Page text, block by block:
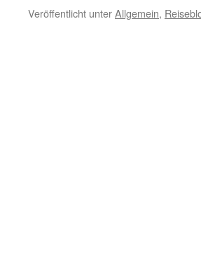
Veröffentlicht unterAllgemein,